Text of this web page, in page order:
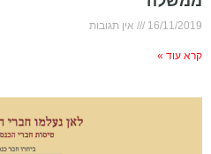
16/11/2019 אין תגובות
קרא עוד »